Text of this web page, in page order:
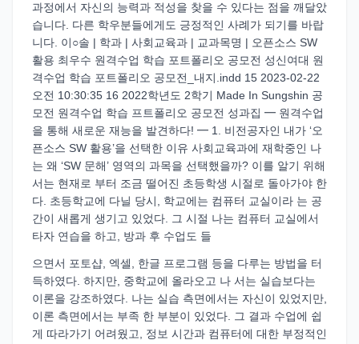
과정에서 자신의 능력과 적성을 찾을 수 있다는 점을 깨달았
습니다. 다른 학우분들에게도 긍정적인 사례가 되기를 바랍
니다. 이○솔 | 학과 | 사회교육과 | 교과목명 | 오픈소스 SW
활용 최우수 원격수업 학습 포트폴리오 공모전 성신여대 원
격수업 학습 포트폴리오 공모전_내지.indd 15 2023-02-22
오전 10:30:35 16 2022학년도 2학기 Made In Sungshin 공
모전 원격수업 학습 프트폴리오 공모전 성과집 ━ 원격수업
을 통해 새로운 재능을 발견하다! ━ 1. 비전공자인 내가 ‘오
픈소스 SW 활용’을 선택한 이유 사회교육과에 재학중인 나
는 왜 ‘SW 문해’ 영역의 과목을 선택했을까? 이를 알기 위해
서는 현재로 부터 조금 떨어진 초등학생 시절로 돌아가야 한
다. 초등학교에 다닐 당시, 학교에는 컴퓨터 교실이라 는 공
간이 새롭게 생기고 있었다. 그 시절 나는 컴퓨터 교실에서
타자 연습을 하고, 방과 후 수업도 들
으면서 포토샵, 엑셀, 한글 프로그램 등을 다루는 방법을 터
득하였다. 하지만, 중학교에 올라오고 나 서는 실습보다는
이론을 강조하였다. 나는 실습 측면에서는 자신이 있었지만,
이론 측면에서는 부족 한 부분이 있었다. 그 결과 수업에 쉽
게 따라가기 어려웠고, 정보 시간과 컴퓨터에 대한 부정적인